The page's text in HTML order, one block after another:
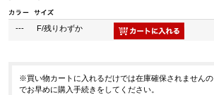
--- F/残りわずか
※買い物カートに入れるだけでは在庫確保されませんの
でお早めに購入手続きをしてください。